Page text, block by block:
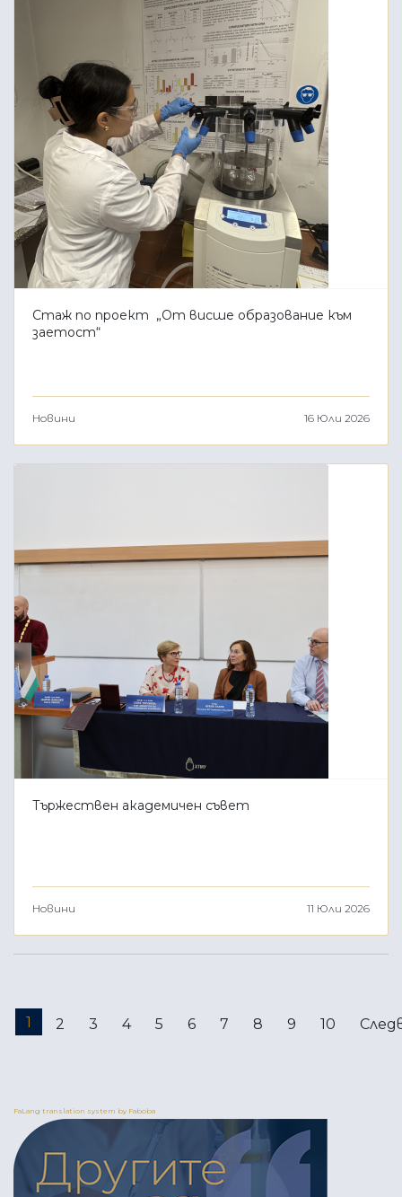
Стаж по проект „От висше образование към
заетост“
Новини 16 Юли 2026
Тържествен академичен съвет
Новини 11 Юли 2026
1 2 3 4 5 6 7 8 9 10
FaLang translation system by Faboba